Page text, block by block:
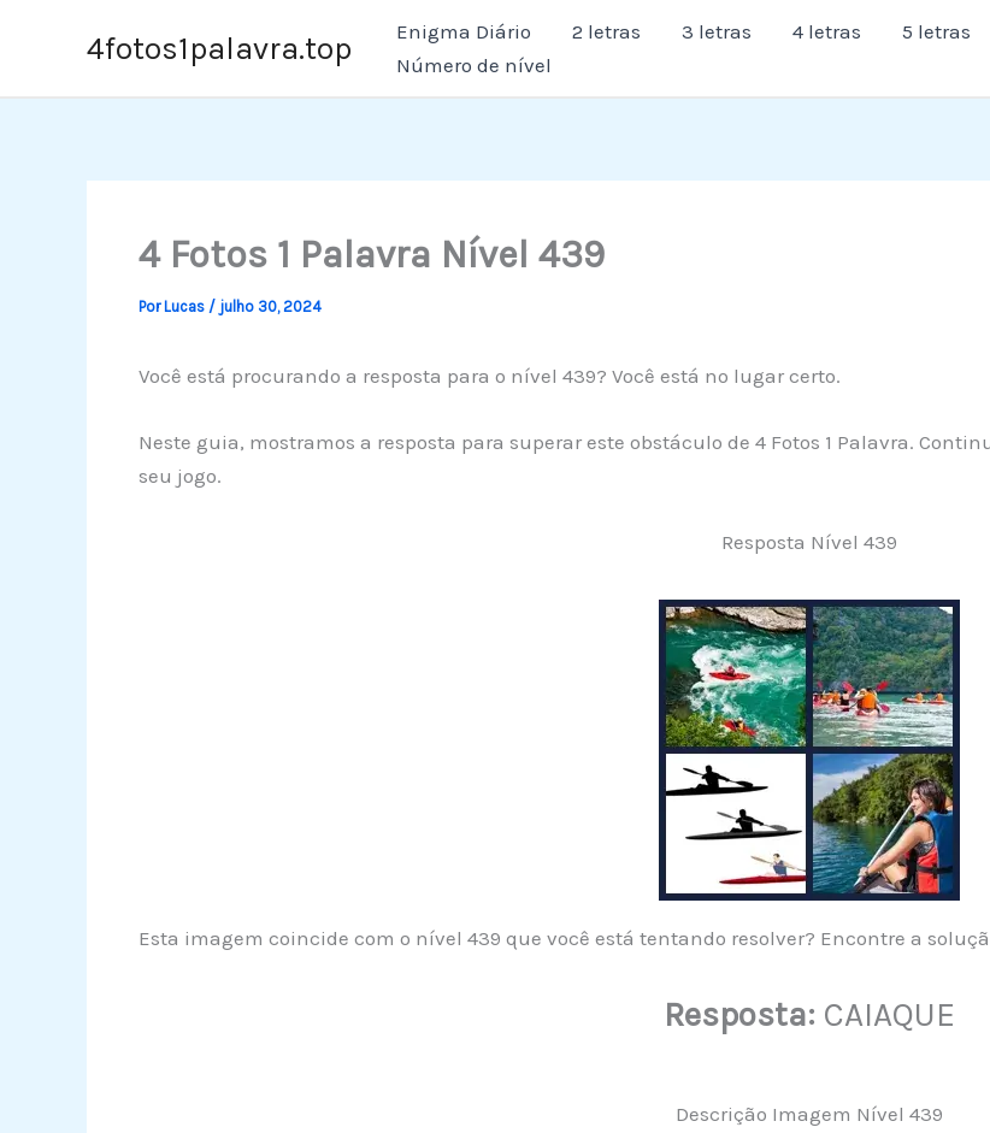
4fotos1palavra.top Enigma Diário 2 letras 3 letras 4 letras 5 letras
Número de nível
4 Fotos 1 Palavra Nível 439
PorLucas / julho 30, 2024
Você está procurando a resposta para o nível 439? Você está no lugar certo.
Neste guia, mostramos a resposta para superar este obstáculo de 4 Fotos 1 Palavra.
seu jogo.
Resposta Nível 439
Esta imagem coincide com o nível 439 que você está tentando resolver? Encontre a
Resposta: CAIAQUE
Descrição Imagem Nível 439